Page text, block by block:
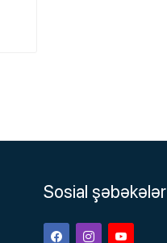
Sosial şəbəkələr